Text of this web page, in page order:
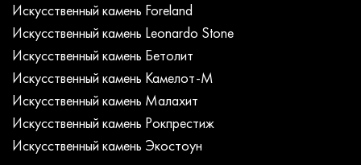
Искусcтвенный камень Foreland
Искусcтвенный камень Leonardo Stone
Искусcтвенный камень Бетолит
Искусcтвенный камень Камелот-М
Искусcтвенный камень Малахит
Искусcтвенный камень Рокпрестиж
Искусcтвенный камень Экостоун